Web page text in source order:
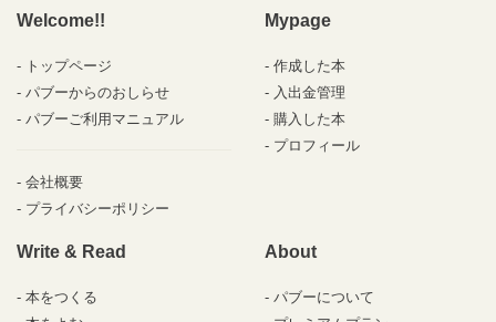
Welcome!!
トップページ
パブーからのおしらせ
パブーご利用マニュアル
会社概要
プライバシーポリシー
Mypage
作成した本
入出金管理
購入した本
プロフィール
Write & Read
本をつくる
About
パブーについて